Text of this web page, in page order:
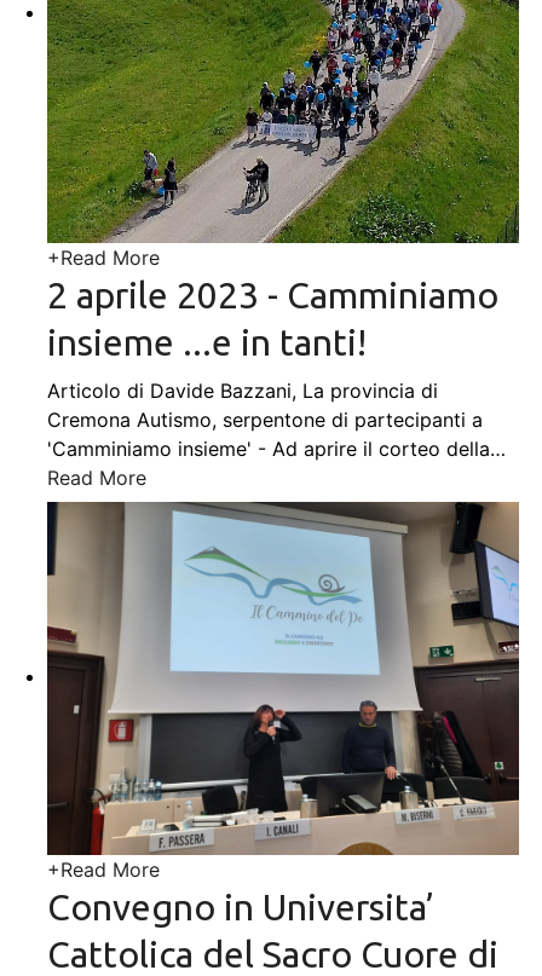
+Read More
2 aprile 2023 - Camminiamo
insieme ...e in tanti!
Articolo di Davide Bazzani, La provincia di
Cremona Autismo, serpentone di partecipanti a
'Camminiamo insieme' - Ad aprire il corteo della…
Read More
+Read More
Convegno in Universita’
Cattolica del Sacro Cuore di